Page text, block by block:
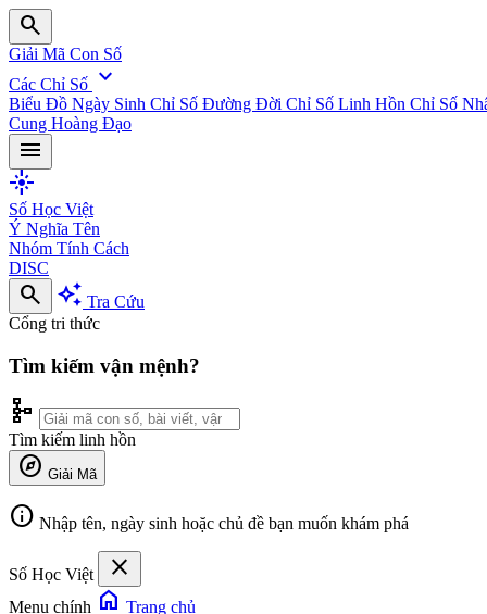
search
Giải Mã Con Số
Các Chỉ Số expand_more
Biểu Đồ Ngày Sinh Chỉ Số Đường Đời Chỉ Số Linh Hồn Chỉ Số
Cung Hoàng Đạo
menu
flare
Số Học Việt
Ý Nghĩa Tên
Nhóm Tính Cách
DISC
search auto_awesome Tra Cứu
Cổng tri thức
Tìm kiếm vận mệnh?
schema
Tìm kiếm linh hồn
explore Giải Mã
info Nhập tên, ngày sinh hoặc chủ đề bạn muốn khám phá
Số Học Việt close
Menu chính home Trang chủ